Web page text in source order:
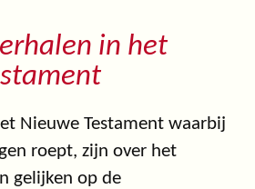
in het
Nieuwe Testament waarbij
roept, zijn over het
gelijken op de